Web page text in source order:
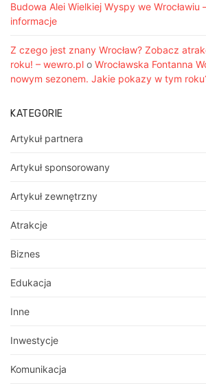
Budowa Alei Wielkiej Wyspy we Wrocławiu
informacje
Z czego jest znany Wrocław? Zobacz
roku! – wewro.pl o Wrocławska Fontanna
nowym sezonem. Jakie pokazy w tym
KATEGORIE
Artykuł partnera
Artykuł sponsorowany
Artykuł zewnętrzny
Atrakcje
Biznes
Edukacja
Inne
Inwestycje
Komunikacja